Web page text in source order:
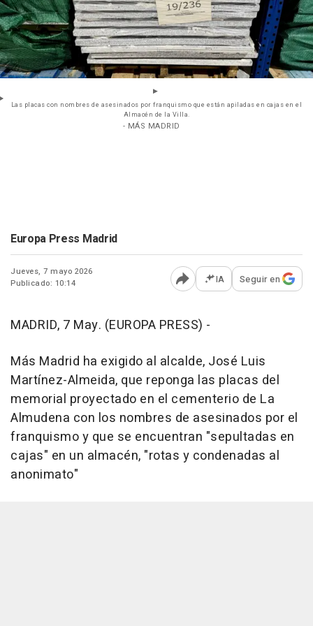
Las placas con nombres de asesinados por franquismo que están apiladas en cajas en el
Almacén de la Villa.
- MÁS MADRID
Europa Press Madrid
Jueves, 7 mayo 2026
Publicado: 10:14
Abrir opciones para
IA Seguir en
MADRID, 7 May. (EUROPA PRESS) -
Más Madrid ha exigido al alcalde, José Luis
Martínez-Almeida, que reponga las placas del
memorial proyectado en el cementerio de La
Almudena con los nombres de asesinados por el
franquismo y que se encuentran "sepultadas en
cajas" en un almacén, "rotas y condenadas al
anonimato"